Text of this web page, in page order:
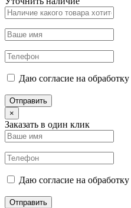
Даю согласие на обработку
Отправить
×
Заказать в один клик
Даю согласие на обработку
Отправить